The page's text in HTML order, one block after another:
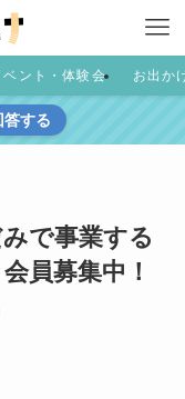
ベント・体験会 お出か
答する
で事業する
員募集中！